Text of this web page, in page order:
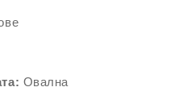
Овална